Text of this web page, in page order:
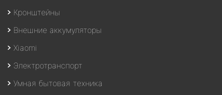
Кронштейны
Внешние аккумуляторы
Xiaomi
Электротранспорт
Умная бытовая техника